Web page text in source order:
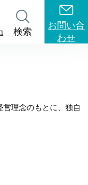
検索
お問い合
わせ
理念のもとに、独自